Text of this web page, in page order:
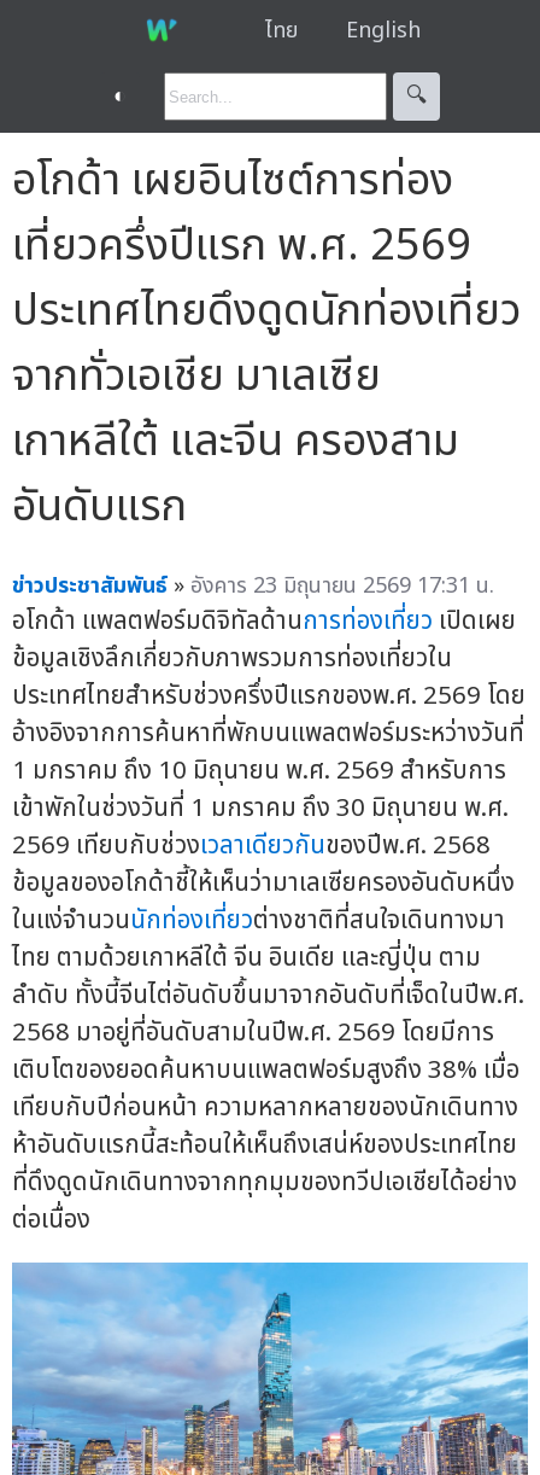
ไทย English
◐ 🔍︎
อโกด้า เผยอินไซต์การท่อง
เที่ยวครึ่งปีแรก พ.ศ. 2569
ประเทศไทยดึงดูดนักท่องเที่ยว
จากทั่วเอเชีย มาเลเซีย
เกาหลีใต้ และจีน ครองสาม
อันดับแรก
ข่าวประชาสัมพันธ์ » อังคาร 23 มิถุนายน 2569 17:31 น.
อโกด้า แพลตฟอร์มดิจิทัลด้านการท่องเที่ยว เปิดเผย
ข้อมูลเชิงลึกเกี่ยวกับภาพรวมการท่องเที่ยวใน
ประเทศไทยสำหรับช่วงครึ่งปีแรกของพ.ศ. 2569 โดย
อ้างอิงจากการค้นหาที่พักบนแพลตฟอร์มระหว่างวันที่
1 มกราคม ถึง 10 มิถุนายน พ.ศ. 2569 สำหรับการ
เข้าพักในช่วงวันที่ 1 มกราคม ถึง 30 มิถุนายน พ.ศ.
2569 เทียบกับช่วงเวลาเดียวกันของปีพ.ศ. 2568
ข้อมูลของอโกด้าชี้ให้เห็นว่ามาเลเซียครองอันดับหนึ่ง
ในแง่จำนวนนักท่องเที่ยวต่างชาติที่สนใจเดินทางมา
ไทย ตามด้วยเกาหลีใต้ จีน อินเดีย และญี่ปุ่น ตาม
ลำดับ ทั้งนี้จีนไต่อันดับขึ้นมาจากอันดับที่เจ็ดในปีพ.ศ.
2568 มาอยู่ที่อันดับสามในปีพ.ศ. 2569 โดยมีการ
เติบโตของยอดค้นหาบนแพลตฟอร์มสูงถึง 38% เมื่อ
เทียบกับปีก่อนหน้า ความหลากหลายของนักเดินทาง
ห้าอันดับแรกนี้สะท้อนให้เห็นถึงเสน่ห์ของประเทศไทย
ที่ดึงดูดนักเดินทางจากทุกมุมของทวีปเอเชียได้อย่าง
ต่อเนื่อง